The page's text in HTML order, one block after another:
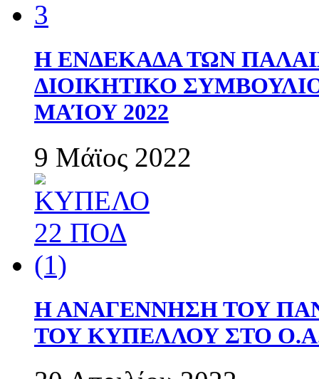
Η ΕΝΔΕΚΑΔΑ ΤΩΝ
ΔΙΟΙΚΗΤΙΚΟ
ΜΑΊΟΥ 2022
9 Μάϊος 2022
Η ΑΝΑΓΕΝΝΗΣΗ ΤΟΥ
ΤΟΥ ΚΥΠΕΛΛΟΥ ΣΤΟ